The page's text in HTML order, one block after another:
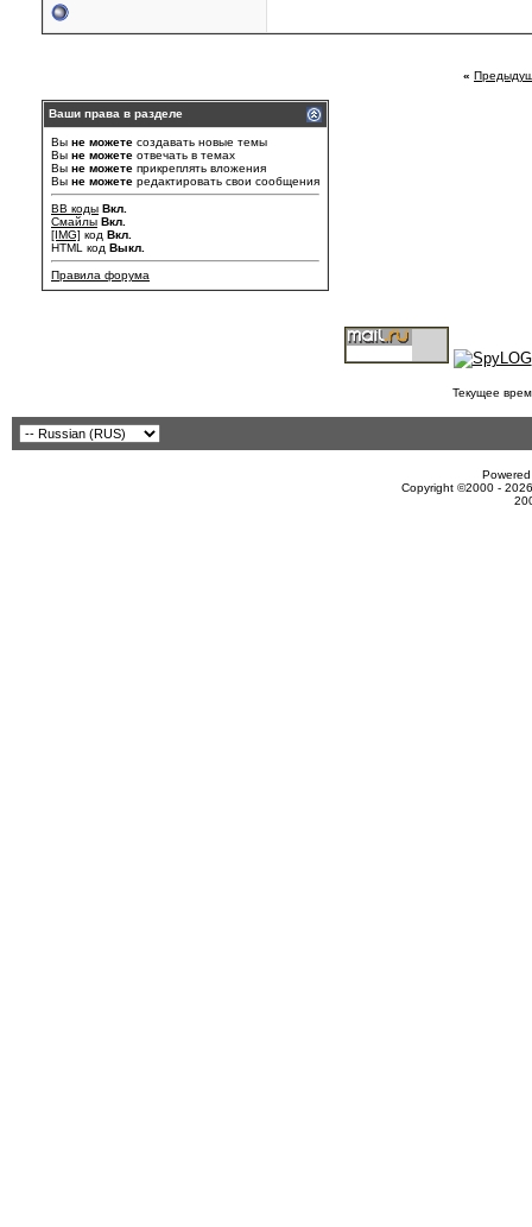
«
Ваши права в разделе
Вы не можете создавать новые темы
Вы не можете отвечать в темах
Вы не можете прикреплять вложения
Вы не можете редактировать свои сообщения
BB коды Вкл.
Смайлы Вкл.
[IMG] код Вкл.
HTML код Выкл.
Правила форума
Текущее
Copyright ©2000 -